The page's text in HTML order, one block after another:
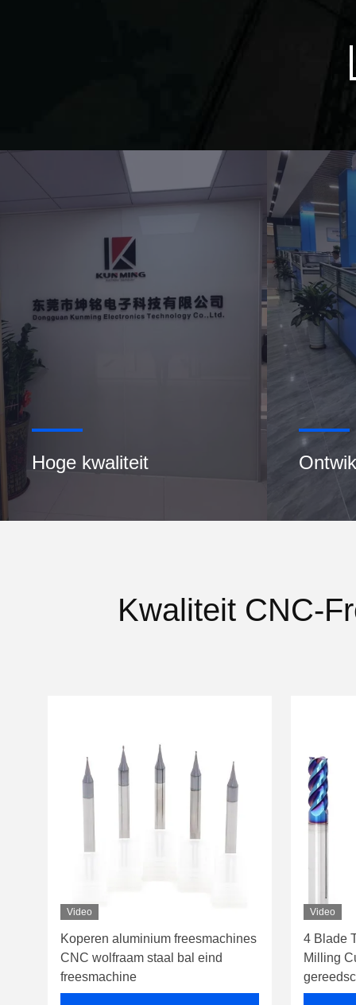
Hoge kwaliteit
Kwaliteit CNC-
Video
Koperen aluminium freesmachines
CNC wolfraam staal bal eind
freesmachine
Video
4 Blade
Milling